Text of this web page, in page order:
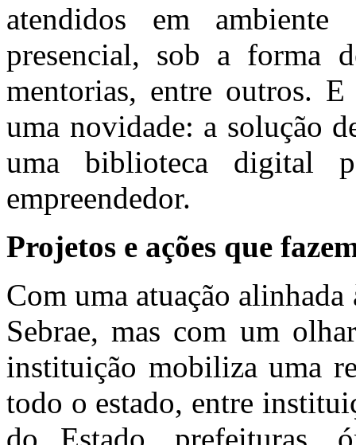
atendidos em
presencial, sob a forma
mentorias, entre outros.
uma novidade: a solução
uma biblioteca digital
empreendedor.
Projetos e ações que
Com uma atuação
Sebrae, mas com um
instituição mobiliza uma
todo o estado, entre